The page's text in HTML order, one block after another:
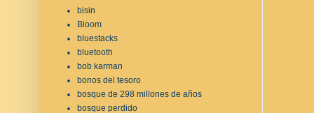
bisin
Bloom
bluestacks
bluetooth
bob karman
bonos del tesoro
bosque de 298 millones de años
bosque perdido